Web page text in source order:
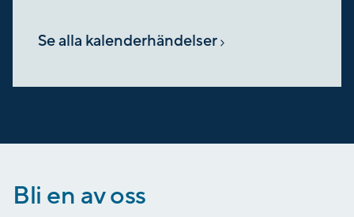
Se alla kalender­händelser
Bli en av oss